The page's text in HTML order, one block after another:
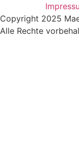
Copyright 2025
Alle Rechte